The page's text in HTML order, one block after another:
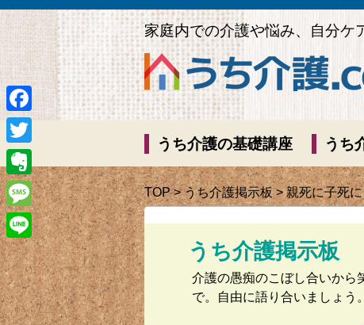
家庭内での介護や悩み、自分ケ
うち介護の基礎講座 うち
TOP>うち介護掲示板> 親死に子死に
うち介護掲示板
介護の愚痴のこぼし合いから
で。自由に語り合いましょう。
Facebook
Twitter
Evernote
Message
Line